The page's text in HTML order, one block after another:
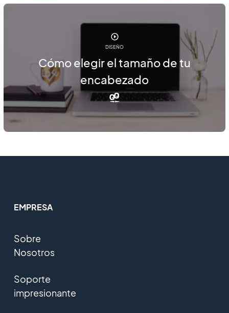
DISEÑO
Cómo elegir el tamaño de tu
encabezado
EMPRESA
Sobre
Nosotros
Soporte
impresionante